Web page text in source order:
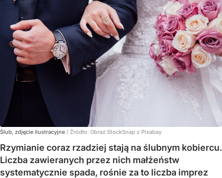
Ślub, zdjęcie ilustracyjne / Źródło: Obraz StockSnap z Pixabay
Rzymianie coraz rzadziej stają na ślubnym kobiercu.
Liczba zawieranych przez nich małżeństw
systematycznie spada, rośnie za to liczba imprez